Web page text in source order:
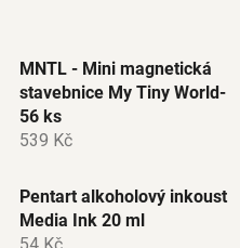
MNTL - Mini magnetická
stavebnice My Tiny World-
56 ks
539 Kč
Pentart alkoholový inkoust
Media Ink 20 ml
54 Kč